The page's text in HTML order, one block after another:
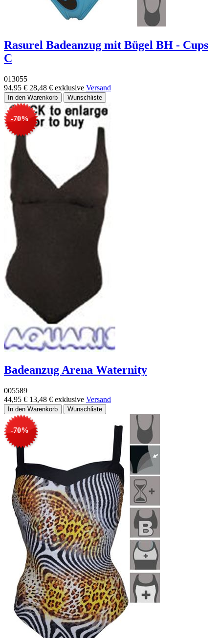
Rasurel Badeanzug mit Bügel BH - Cups
C
013055
94,95 € 28,48 € exklusive Versand
-70%
Badeanzug Arena Waternity
005589
44,95 € 13,48 € exklusive Versand
-70%